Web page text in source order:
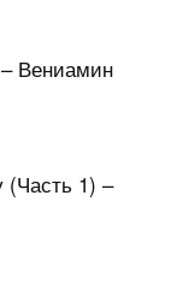
Вениамин
(Часть 1) –